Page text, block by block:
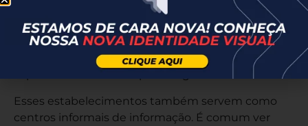
dos brasileiros em Orlando. Elas funcionam como
espaços onde a língua portuguesa é falada
naturalmente, sem a necessidade de tradução ou
adaptação. Esse ambiente linguístico confortável é
Esses estabelecimentos também servem como
centros informais de informação. É comum ver